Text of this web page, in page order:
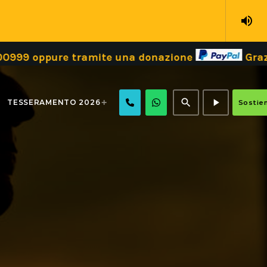
volume_up
oppure tramite una donazione
TESSERAMENTO 2026 search play_arrow